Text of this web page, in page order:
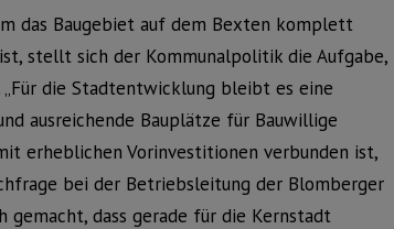
das Baugebiet auf dem Bexten komplett
stellt sich der Kommunalpolitik die Aufgabe,
die Stadtentwicklung bleibt es eine
ausreichende Bauplätze für Bauwillige
erheblichen Vorinvestitionen verbunden ist,
bei der Betriebsleitung der Blomberger
dass gerade für die Kernstadt